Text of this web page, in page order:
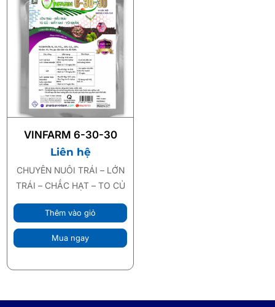
VINFARM 6-30-30
Liên hệ
CHUYÊN NUÔI TRÁI – LỚN
TRÁI – CHẮC HẠT – TO CỦ
Thêm vào giỏ
Mua ngay